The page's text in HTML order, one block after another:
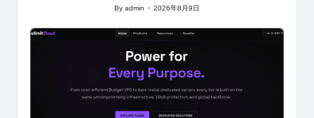
Posted
Byadmin 2026年8月9日